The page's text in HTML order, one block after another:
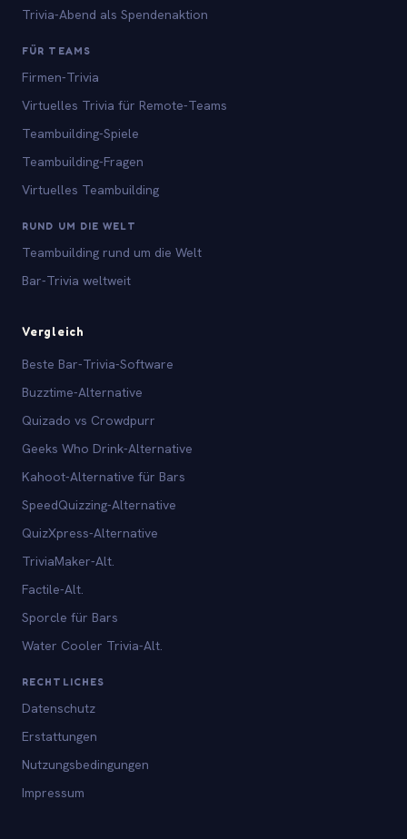
Trivia-Abend als Spendenaktion
FÜR TEAMS
Firmen-Trivia
Virtuelles Trivia für Remote-Teams
Teambuilding-Spiele
Teambuilding-Fragen
Virtuelles Teambuilding
RUND UM DIE WELT
Teambuilding rund um die Welt
Bar-Trivia weltweit
Vergleich
Beste Bar-Trivia-Software
Buzztime-Alternative
Quizado vs Crowdpurr
Geeks Who Drink-Alternative
Kahoot-Alternative für Bars
SpeedQuizzing-Alternative
QuizXpress-Alternative
TriviaMaker-Alt.
Factile-Alt.
Sporcle für Bars
Water Cooler Trivia-Alt.
RECHTLICHES
Datenschutz
Erstattungen
Nutzungsbedingungen
Impressum